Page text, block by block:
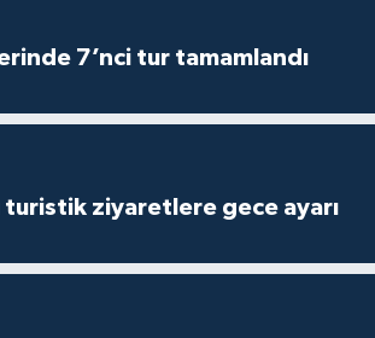
7’nci tur tamamlandı
turistik ziyaretlere gece ayarı